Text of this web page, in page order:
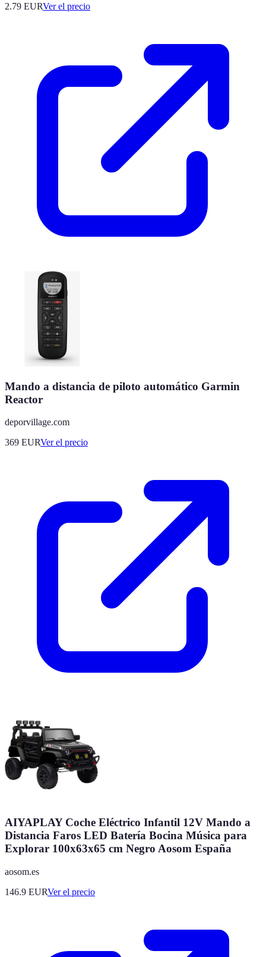
2.79 EURVer el precio
Mando a distancia de piloto automático Garmin
Reactor
deporvillage.com
369 EURVer el precio
AIYAPLAY Coche Eléctrico Infantil 12V Mando a
Distancia Faros LED Batería Bocina Música para
Explorar 100x63x65 cm Negro Aosom España
aosom.es
146.9 EURVer el precio